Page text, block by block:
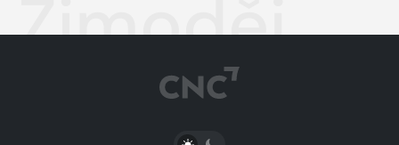
Zimoděj
PŘEPNOUT SVĚTLÝ/TMAVÝ REŽIM